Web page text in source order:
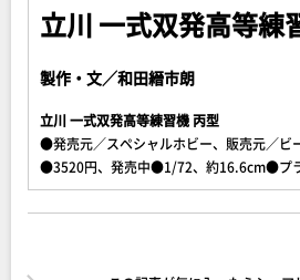
立川 一式双発高等練
製作・文／和田縉市朗
立川 一式双発高等練習機 丙型
●発売元／スペシャルホビー、販売元／ビ
●3520円、発売中●1/72、約16.6cm●プ